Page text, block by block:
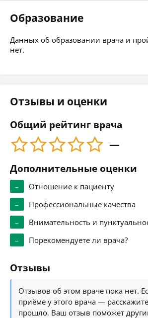
Образование
Данных об образовании врача и
нет.
Отзывы и оценки
Общий рейтинг врача
—
Дополнительные оценки
–
Отношение к пациенту
–
Профессиональные качества
–
Внимательность и
–
Порекомендуете ли врача?
Отзывы
Отзывов об этом враче пока нет.
приёме у этого врача —
прошло. Ваш отзыв поможет